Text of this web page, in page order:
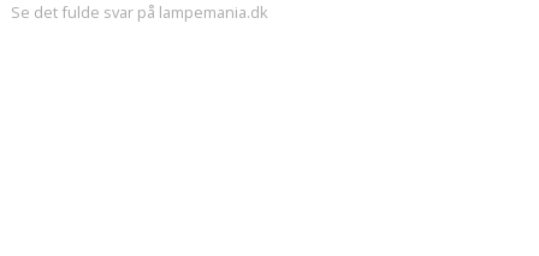
Se det fulde svar på lampemania.dk